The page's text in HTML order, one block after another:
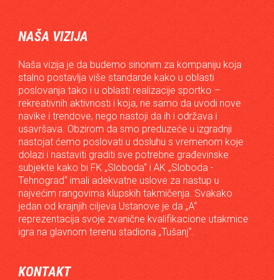
NAŠA VIZIJA
Naša vizija je da budemo sinonim za kompaniju koja
stalno postavlja više standarde kako u oblasti
poslovanja tako i u oblasti realizacije sportko –
rekreativnih aktivnosti i koja, ne samo da uvodi nove
navike i trendove, nego nastoji da ih i održava i
usavršava. Obzirom da smo preduzeće u izgradnji
nastojat ćemo poslovati u dosluhu s vremenom koje
dolazi i nastaviti graditi sve potrebne građevinske
subjekte kako bi FK „Sloboda“ i AK „Sloboda -
Tehnograd“ imali adekvatne uslove za nastup u
najvećim rangovima klupskih takmičenja. Svakako
jedan od krajnjih ciljeva Ustanove je da „A“
reprezentacija svoje zvanične kvalifikacione utakmice
igra na glavnom terenu stadiona „Tušanj“.
KONTAKT